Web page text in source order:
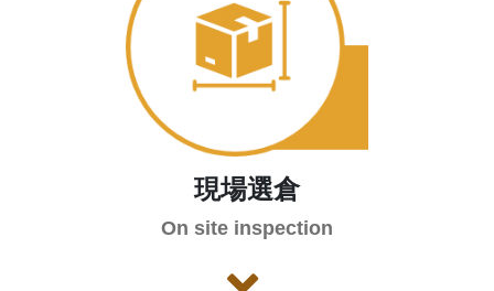
現場選倉
On site inspection